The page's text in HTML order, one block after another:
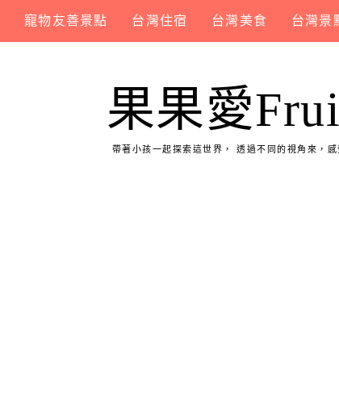
寵物友善景點 台灣住宿 台灣美食 台灣景
果果愛
帶著小孩一起探索這世界， 透過不同的視角來，